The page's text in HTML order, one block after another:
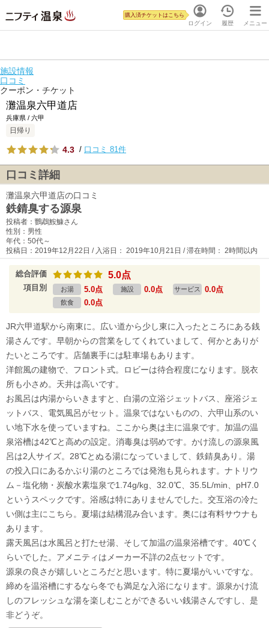
ログイン
購入済チケットはこちら
履歴 メニュー
施設情報
口コミ
クーポン・チケット
灘温泉六甲道店
兵庫県 / 六甲
日帰り
4.3 / 口コミ 81件
口コミ詳細
灘温泉六甲道店の口コミ
鉄錆臭する源泉
投稿者：鸚鵡鮟鱇さん
性別：男性
年代：50代～
投稿日：2019年12月22日 / 入浴日： 2019年10月21日 / 滞在時間： 2時間以内
総合評価 5.0点
項目別 お湯 5.0点 施設 0.0点 サービス 0.0点
飲食 0.0点
JR六甲道駅から南東に。広い道から少し東に入ったところにある銭
湯さんです。早朝からの営業をしてくれていまして、何かとありが
たいところです。店舗裏手には駐車場もあります。
洋館風の建物で、フロント式。ロビーは待合程度になります。脱衣
所も小さめ。天井は高いです。
お風呂は内湯からいきますと、白湯の立浴ジェットバス、座浴ジェ
ットバス、電気風呂がセット。温泉ではないものの、六甲山系のい
い地下水を使っていますね。ここから奥は主に温泉です。加温の温
泉浴槽は42℃と高めの設定。消毒臭は弱めです。かけ流しの源泉風
呂は2人サイズ。28℃とぬる湯になっていまして、鉄錆臭あり。湯
の投入口にあるかぶり湯のところでは発泡も見られます。ナトリウ
ム－塩化物・炭酸水素塩泉で1.74g/kg、32.0℃、35.5L/min、pH7.0
というスペックです。浴感は特にありませんでした。交互浴の冷た
い側は主にこちら。夏場は結構混み合います。奥には有料サウナも
あります。
露天風呂は水風呂と打たせ湯、そして加温の温泉浴槽です。40℃く
らいでした。アメニティはメーカー不詳の2点セットです。
源泉の良さが嬉しいところだと思います。特に夏場がいいですな。
締めを温浴槽にするなら冬でも満足な入浴になります。源泉かけ流
しのフレッシュな湯を楽しむことができるいい銭湯さんですし、是
非どうぞ。